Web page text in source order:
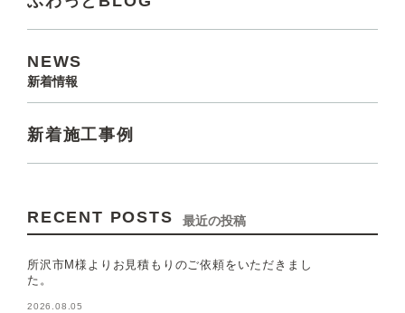
NEWS
新着情報
新着施工事例
RECENT POSTS 最近の投稿
所沢市M様よりお見積もりのご依頼をいただきまし
た。
2026.08.05